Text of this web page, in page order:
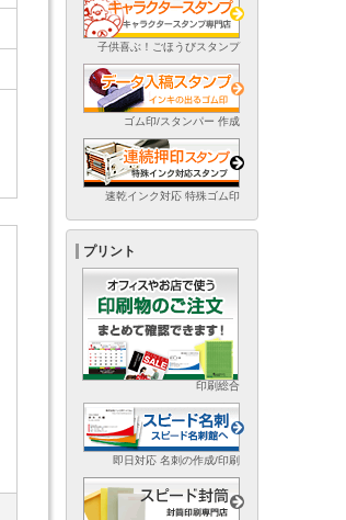
子供喜ぶ！ごほうびスタンプ
ゴム印/スタンパー 作成
速乾インク対応 特殊ゴム印
プリント
印刷総合
即日対応 名刺の作成/印刷